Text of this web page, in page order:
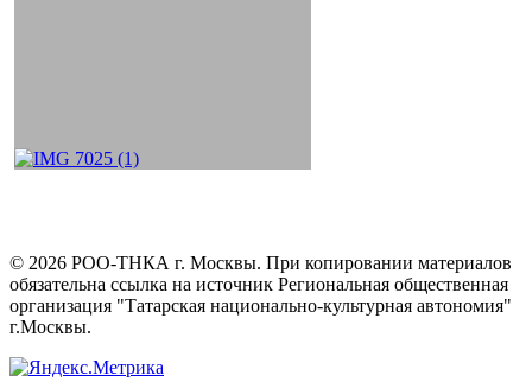
© 2026 РОО-ТНКА г. Москвы. При копировании материалов
обязательна ссылка на источник Региональная общественная
организация "Татарская национально-культурная автономия"
г.Москвы.